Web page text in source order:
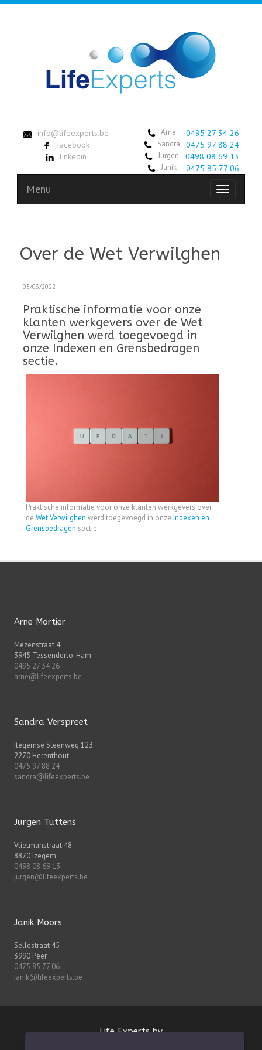
info@lifeexperts.be
facebook
linkedin
Arne 0495 27 34 26
Sandra 0475 97 88 24
Jurgen 0498 08 69 13
Janik 0475 85 77 06
Toggle
Menu
Over de Wet Verwilghen
03/03/2022
Praktische informatie voor onze
klanten werkgevers over de Wet
Verwilghen werd toegevoegd in
onze Indexen en Grensbedragen
sectie.
Praktische informatie voor onze klanten werkgevers over
de Wet Verwilghen werd toegevoegd in onze Indexen en
Grensbedragen sectie.
Arne Mortier
Mezenstraat 4
3945 Tessenderlo-Ham
0495 27 34 26
arne@lifeexperts.be
Sandra Verspreet
Itegemse Steenweg 123
2270 Herenthout
0475 97 88 24
sandra@lifeexperts.be
Jurgen Tuttens
Vlietmanstraat 48
8870 Izegem
0498 08 69 13
jurgen@lifeexperts.be
Janik Moors
Sellestraat 45
3990 Peer
0475 85 77 06
janik@lifeexperts.be
Life Experts bv